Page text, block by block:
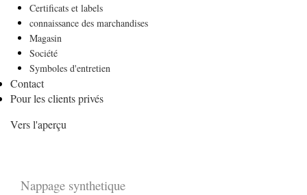
Certificats et labels
connaissance des marchandises
Magasin
Société
Symboles d'entretien
Contact
Pour les clients privés
Vers l'aperçu
Nappage synthetique